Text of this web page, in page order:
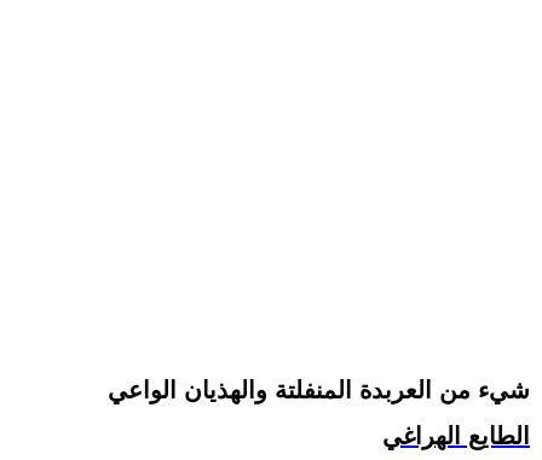
شيء من العربدة المنفلتة والهذيان الواعي
الطايع الهراغي